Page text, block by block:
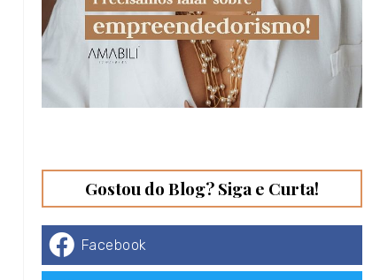
Gostou do Blog? Siga e Curta!
Facebook